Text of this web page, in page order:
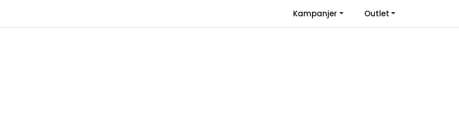
KontaktinformasjonKampanjer Outlet